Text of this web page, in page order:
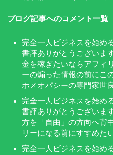
ブログ記事へのコメント一覧
完全一人ビジネスを始め
書評ありがとうございます
金を稼ぎたいならアフィ
ーの煽った情報の前にこ
ホメオパシーの専門家世
完全一人ビジネスを始め
書評ありがとうございます
方を「自由」の方向へ
リーになる前にすすめた
完全一人ビジネスを始め